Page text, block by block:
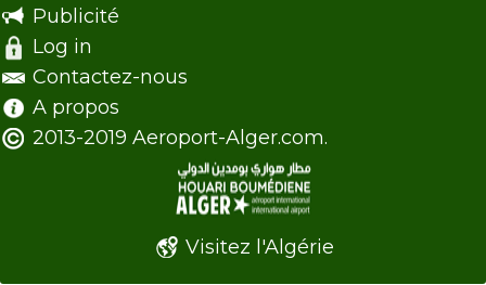
Publicité
Log in
Contactez-nous
A propos
2013-2019 Aeroport-Alger.com.
Visitez l'Algérie